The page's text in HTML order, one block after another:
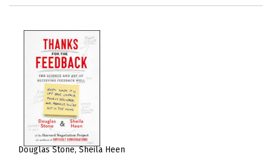
Douglas Stone Sheila Heen